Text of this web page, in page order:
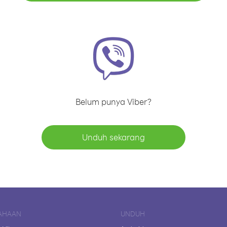
Belum punya Viber?
Unduh sekarang
UNDUH